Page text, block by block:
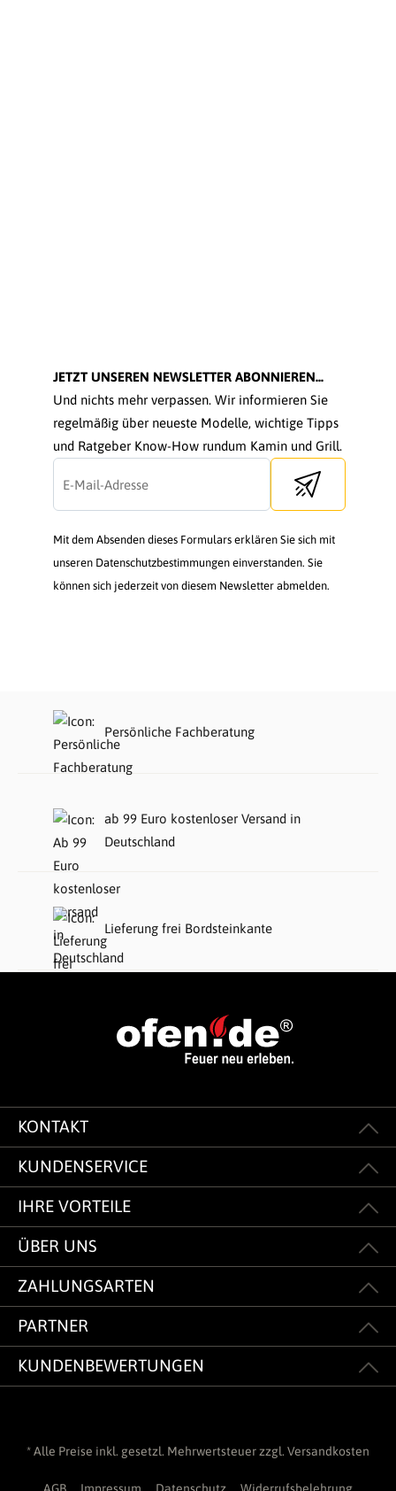
JETZT UNSEREN NEWSLETTER ABONNIEREN...
Und nichts mehr verpassen. Wir informieren Sie
regelmäßig über neueste Modelle, wichtige Tipps
und Ratgeber Know-How rundum Kamin und Grill.
Send newsletter
Mit dem Absenden dieses Formulars erklären Sie sich mit
unseren Datenschutzbestimmungen einverstanden. Sie
können sich jederzeit von diesem Newsletter abmelden.
Persönliche Fachberatung
ab 99 Euro kostenloser Versand in
Deutschland
Lieferung frei Bordsteinkante
KONTAKT
KUNDENSERVICE
IHRE VORTEILE
ÜBER UNS
ZAHLUNGSARTEN
PARTNER
KUNDENBEWERTUNGEN
* Alle Preise inkl. gesetzl. Mehrwertsteuer zzgl. Versandkosten